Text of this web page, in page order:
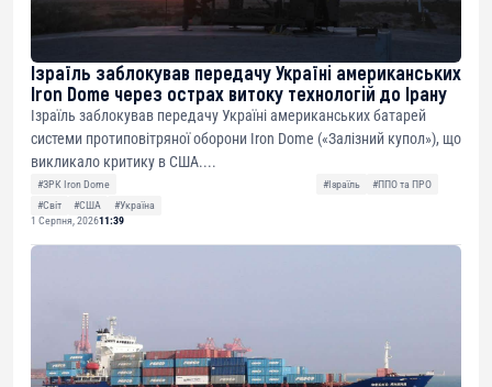
Ізраїль заблокував передачу Україні американських
Iron Dome через острах витоку технологій до Ірану
Ізраїль заблокував передачу Україні американських батарей
системи протиповітряної оборони Iron Dome («Залізний купол»), що
викликало критику в США....
#ЗРК Iron Dome #Ізраїль
#ППО та ПРО
#Світ
#США
#Україна
1 Серпня, 202611:39